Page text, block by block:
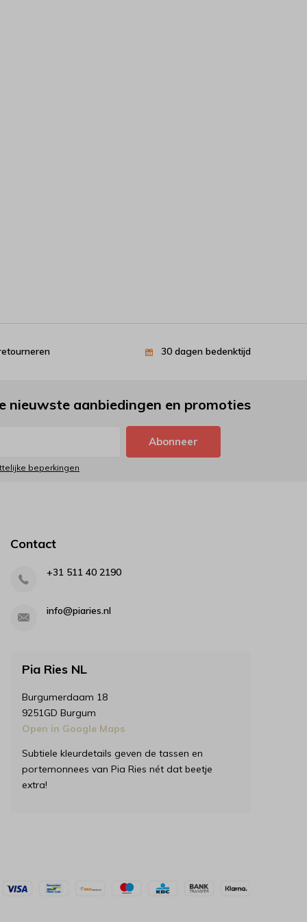
30 dagen bedenktijd
nieuwste aanbiedingen en promoties
Abonneer
beperkingen
Contact
+31 511 40 2190
info@piaries.nl
Pia Ries NL
Burgumerdaam 18
9251GD Burgum
Open in Google Maps
Subtiele kleurdetails geven de tassen en
portemonnees van Pia Ries nét dat beetje
extra!